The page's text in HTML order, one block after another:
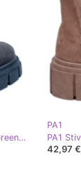
PA1 Stivali Jodhpur da donna Leigh Green cachi verde
PA1
42,97 €